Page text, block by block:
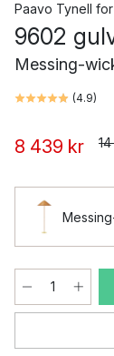
Paavo Tynell for
9602
Messing-
(4.9)
8 439 kr